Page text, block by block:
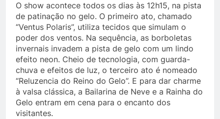
O show acontece todos os dias às 12h15, na pista
de patinação no gelo. O primeiro ato, chamado
“Ventus Polaris”, utiliza tecidos que simulam o
poder dos ventos. Na sequência, as borboletas
invernais invadem a pista de gelo com um lindo
efeito neon. Cheio de tecnologia, com guarda-
chuva e efeitos de luz, o terceiro ato é nomeado
“Reluzencia do Reino do Gelo”. E para dar charme
à valsa clássica, a Bailarina de Neve e a Rainha do
Gelo entram em cena para o encanto dos
visitantes.